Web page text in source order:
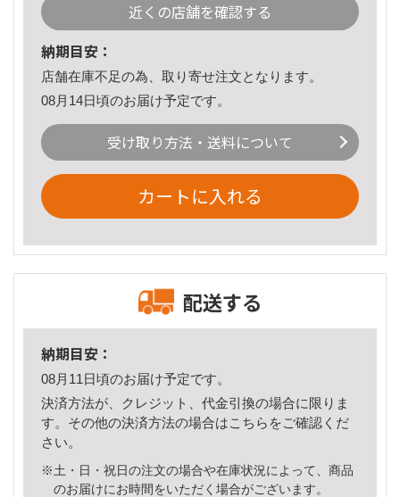
近くの店舗を確認する
納期目安：
店舗在庫不足の為、取り寄せ注文となります。
08月14日頃のお届け予定です。
受け取り方法・送料について
カートに入れる
配送する
納期目安：
08月11日頃のお届け予定です。
決済方法が、クレジット、代金引換の場合に限りま
す。その他の決済方法の場合はこちら をご確認くだ
さい。
※土・日・祝日の注文の場合や在庫状況によって、商品
のお届けにお時間をいただく場合がございます。